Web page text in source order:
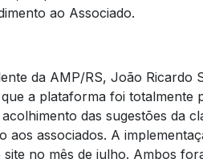
ao Associado.
da AMP/RS, João Ricardo
a plataforma foi totalmente
acolhimento das sugestões da
aos associados. A
no mês de julho. Ambos